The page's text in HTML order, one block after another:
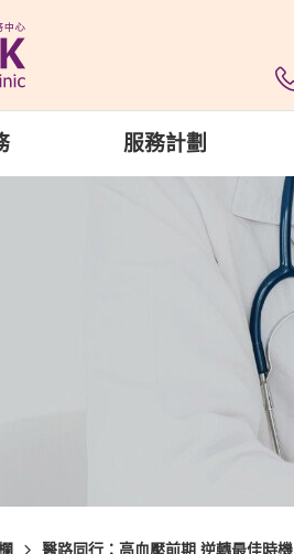
服務計劃
醫路同行：高血壓前期 逆轉最佳時機